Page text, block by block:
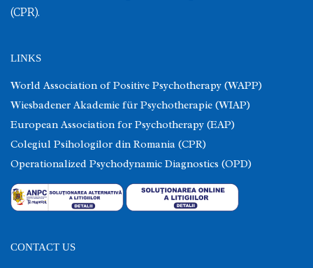
(CPR).
LINKS
World Association of Positive Psychotherapy (WAPP)
Wiesbadener Akademie für Psychotherapie (WIAP)
European Association for Psychotherapy (EAP)
Colegiul Psihologilor din Romania (CPR)
Operationalized Psychodynamic Diagnostics (OPD)
CONTACT US